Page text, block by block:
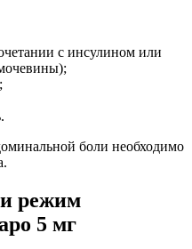
с инсулином или
боли необходимо
режим
5 мг